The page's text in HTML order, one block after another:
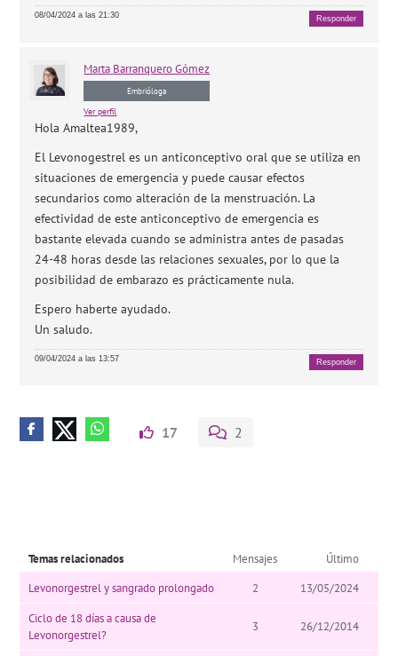
08/04/2024 a las 21:30 Responder
Marta Barranquero Gómez
Embrióloga
Ver perfil
Hola Amaltea1989,
El Levonogestrel es un anticonceptivo oral que se utiliza en
situaciones de emergencia y puede causar efectos
secundarios como alteración de la menstruación. La
efectividad de este anticonceptivo de emergencia es
bastante elevada cuando se administra antes de pasadas
24-48 horas desde las relaciones sexuales, por lo que la
posibilidad de embarazo es prácticamente nula.
Espero haberte ayudado.
Un saludo.
09/04/2024 a las 13:57 Responder
17 2
Temas relacionados Mensajes
Último
Levonorgestrel y sangrado prolongado
2
13/05/2024
Ciclo de 18 días a causa de
Levonorgestrel?
3 26/12/2014